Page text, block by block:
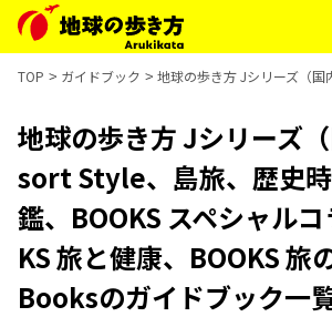
TOP ガイドブック 地球の歩き方 Jシリーズ（国
地球の歩き方 Jシリーズ
sort Style、島旅、歴史
鑑、BOOKS スペシャル
KS 旅と健康、BOOKS 旅
Booksのガイドブック一